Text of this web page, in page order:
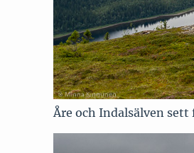
Åre och Indalsälven